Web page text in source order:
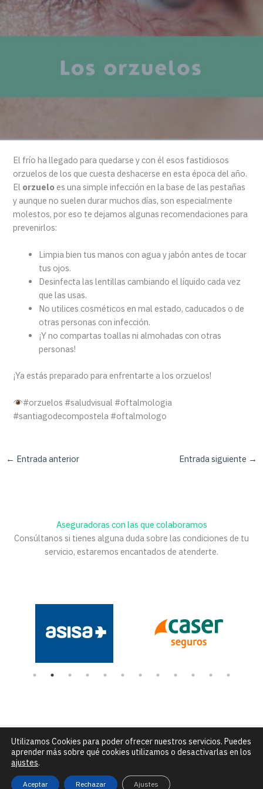
El frío ha llegado para quedarse y con él esos fastidiosos
orzuelos de los que cuesta deshacerse en esta época del año.
El orzuelo es una simple infección en la base de las pestañas
y aunque no suelen durar muchos días, son especialmente
molestos, por eso te dejamos algunas recomendaciones para
prevenirlos:
Limpia bien tus manos con agua y jabón antes de tocar
tus ojos.
Desinfecta las lentillas cambiando el líquido cada vez
que las usas.
No utilices cosméticos en mal estado, caducados o de
otras personas con infección.
¡Y no compartas toallas ni almohadas con otras
personas!
¡Ya estás preparado para enfrentarte a los orzuelos!
#orzuelos #saludvisual #oftalmologia
#santiagodecompostela #oftalmologo
← Entrada anterior Entrada siguiente →
Aseguradoras con las que colaboramos
Consúltanos si tienes alguna duda sobre las condiciones de tu
servicio, estaremos encantados de atenderte.
Número de Rexistro Sanitario: C-15-004432 |C/ Alfredo Brañas
núm. 7 - Santiago de Compostela |info@clinicadceo.com| Tfn: 881
Aviso legal, política de privacidad y de cookies
Utilizamos Cookies para poder ofrecer nuestros servicios. Puedes
aprender más sobre qué cookies utilizamos o desactivarlas en los
ajustes.
Aceptar Rechazar Ajustes